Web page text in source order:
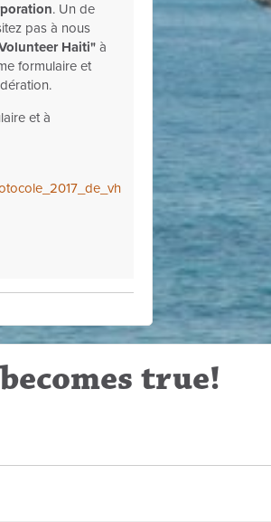
. Un de
pas à nous
Haiti" à
formulaire et
et à
true!